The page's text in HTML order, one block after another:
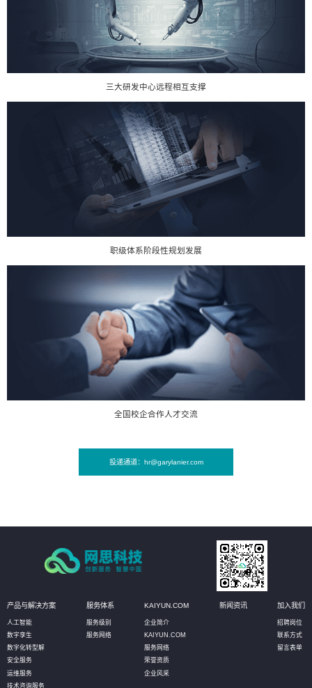
三大研发中心远程相互支撑
职级体系阶段性规划发展
全国校企合作人才交流
投递通道：hr@garylanier.com
产品与解决方案
人工智能
数字孪生
数字化转型解
安全服务
运维服务
技术咨询服务
服务体系
服务级别
服务网络
KAIYUN.COM
企业简介
KAIYUN.COM
服务网络
荣誉资质
企业风采
新闻资讯 加入我们
招聘岗位
联系方式
留言表单